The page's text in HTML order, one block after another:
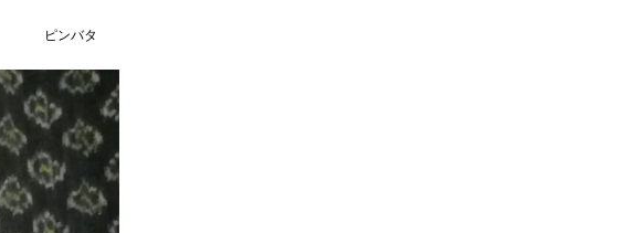
ピンバタ